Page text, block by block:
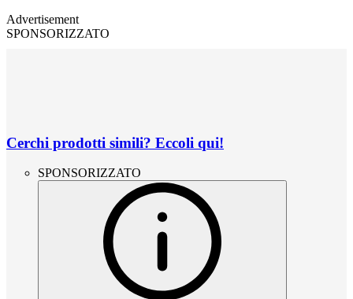
Advertisement
SPONSORIZZATO
Cerchi prodotti simili? Eccoli qui!
SPONSORIZZATO